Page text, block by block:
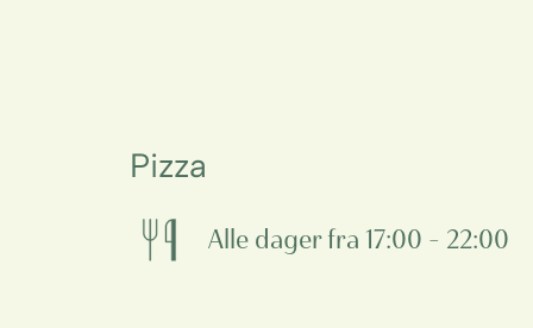
Pizza
Alle dager fra 17:00 – 22:00